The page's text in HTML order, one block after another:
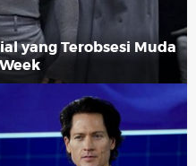
yang Terobsesi Muda